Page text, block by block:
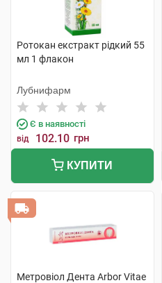
Ротокан екстракт рідкий 55
мл 1 флакон
Лубнифарм
Є в наявності
від 102.10 грн
КУПИТИ
Метровіол Дента Arbor Vitae